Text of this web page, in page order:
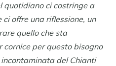
quotidiano ci costringe a
ci offre una riflessione, un
quello che sta
per questo bisogno
del Chianti